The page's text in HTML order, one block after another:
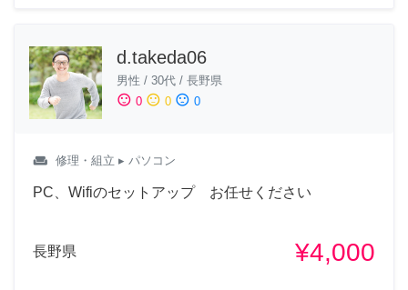
d.takeda06
男性 / 30代 / 長野県
sentiment_satisfied 0 sentiment_neutral 0 sentiment_dissatisfied 0
weekend 修理・組立 ▸ パソコン
PC、Wifiのセットアップ お任せください
長野県 ¥4,000